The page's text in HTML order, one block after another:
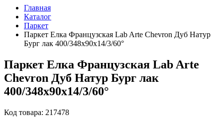
Главная
Каталог
Паркет
Паркет Елка Французская Lab Arte Chevron Дуб Натур
Бург лак 400/348х90х14/3/60°
Паркет Елка Французская Lab Arte
Chevron Дуб Натур Бург лак
400/348х90х14/3/60°
Код товара: 217478